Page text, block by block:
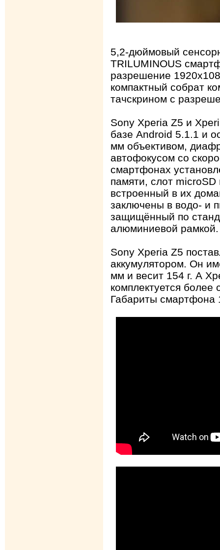
5,2-дюймовый
TRILUMINOUS
разрешение
компактный собрат
тачскрином с
Sony Xperia Z5 и
базе Android 5.1.1 и
мм объективом,
автофокусом со
смартфонах
памяти, слот microSD
встроенный в их
заключены в водо- и
защищённый по
алюминиевой рамкой.
Sony Xperia Z5
аккумулятором. Он
мм и весит 154 г. А
комплектуется
Габариты смартфона